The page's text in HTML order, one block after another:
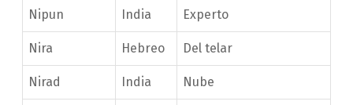
Nipun India Experto
Nira Hebreo Del telar
Nirad India Nube